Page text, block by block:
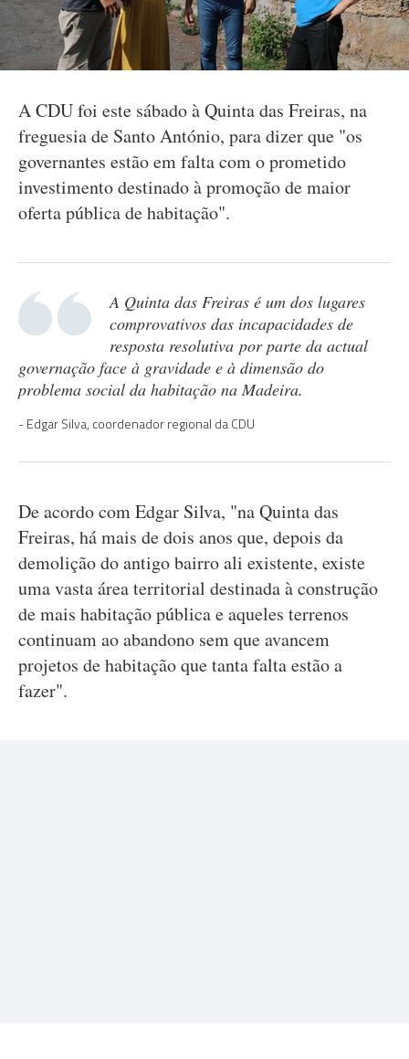
A CDU foi este sábado à Quinta das Freiras, na
freguesia de Santo António, para dizer que "os
governantes estão em falta com o prometido
investimento destinado à promoção de maior
oferta pública de habitação".
A Quinta das Freiras é um dos lugares
comprovativos das incapacidades de
resposta resolutiva por parte da actual
governação face à gravidade e à dimensão do
problema social da habitação na Madeira.
Edgar Silva, coordenador regional da CDU
De acordo com Edgar Silva, "na Quinta das
Freiras, há mais de dois anos que, depois da
demolição do antigo bairro ali existente, existe
uma vasta área territorial destinada à construção
de mais habitação pública e aqueles terrenos
continuam ao abandono sem que avancem
projetos de habitação que tanta falta estão a
fazer".